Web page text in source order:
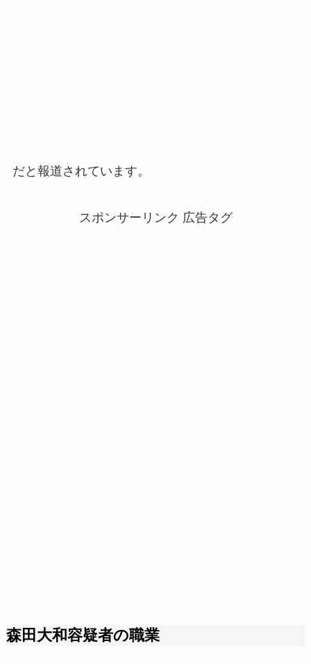
だと報道されています。
スポンサーリンク 広告タグ
森田大和容疑者の職業